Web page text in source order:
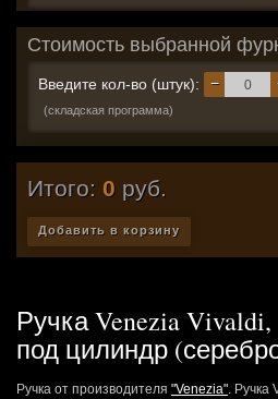
Стоимость выбранной
Введите кол-во (штук): −
(складская программа)
Итого: 0 руб.
Добавить в корзину
Ручка Venezia
под цилиндр
Ручка от производителя "Venezia". Ручка